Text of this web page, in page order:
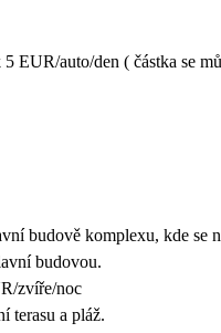
EUR/auto/den ( částka se
budově komplexu, kde se
budovou.
zvíře/noc
terasu a pláž.